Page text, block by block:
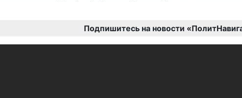
Подпишитесь на новости